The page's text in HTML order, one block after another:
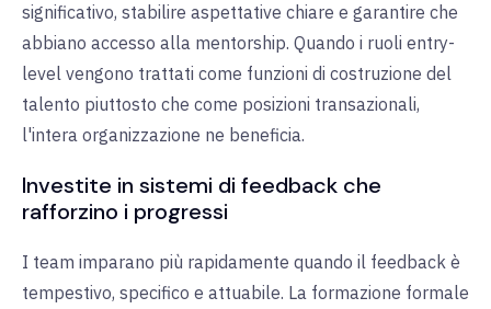
significativo, stabilire aspettative chiare e garantire che
abbiano accesso alla mentorship. Quando i ruoli entry-
level vengono trattati come funzioni di costruzione del
talento piuttosto che come posizioni transazionali,
l'intera organizzazione ne beneficia.
Investite in sistemi di feedback che
rafforzino i progressi
I team imparano più rapidamente quando il feedback è
tempestivo, specifico e attuabile. La formazione formale